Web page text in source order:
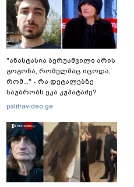
"ანასტასია ბერუაშვილი არის
გოგონა, რომელმაც იცოდა,
რომ..." - რა დეტალებზე
საუბრობს ეკა კუპატაძე?
palitravideo.ge